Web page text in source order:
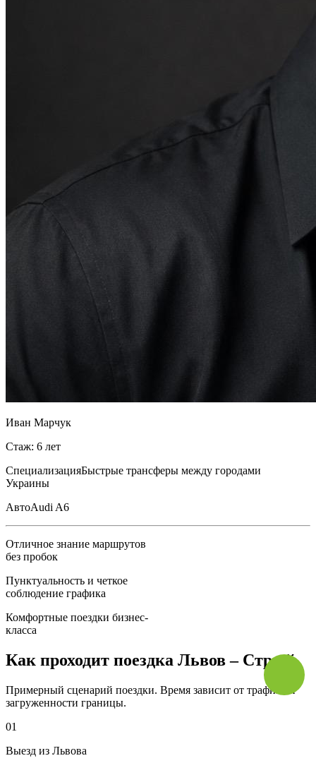
Иван Марчук
Стаж: 6 лет
СпециализацияБыстрые трансферы между городами
Украины
АвтоAudi A6
Отличное знание маршрутов
без пробок
Пунктуальность и четкое
соблюдение графика
Комфортные поездки бизнес-
класса
Как проходит поездка Львов – Стрый
Примерный сценарий поездки. Время зависит от трафика и
загруженности границы.
01
Выезд из Львова